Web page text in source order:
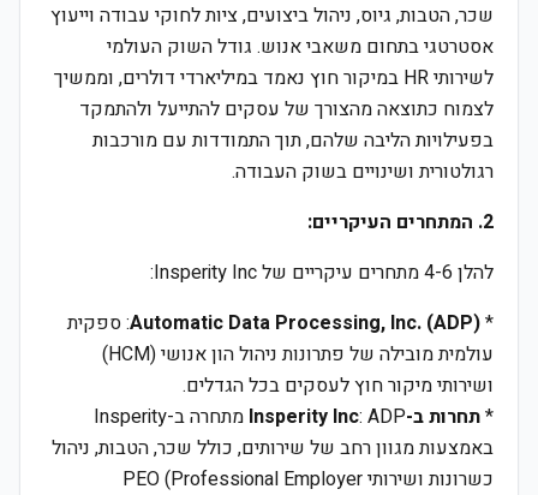
שכר, הטבות, גיוס, ניהול ביצועים, ציות לחוקי עבודה וייעוץ
אסטרטגי בתחום משאבי אנוש. גודל השוק העולמי
לשירותי HR במיקור חוץ נאמד במיליארדי דולרים, וממשיך
לצמוח כתוצאה מהצורך של עסקים להתייעל ולהתמקד
בפעילויות הליבה שלהם, תוך התמודדות עם מורכבות
רגולטורית ושינויים בשוק העבודה.
2. המתחרים העיקריים:
להלן 4-6 מתחרים עיקריים של Insperity Inc:
*
Automatic Data Processing, Inc. (ADP): ספקית
עולמית מובילה של פתרונות ניהול הון אנושי (HCM)
ושירותי מיקור חוץ לעסקים בכל הגדלים.
*תחרות ב-Insperity Inc
: ADP מתחרה ב-Insperity
באמצעות מגוון רחב של שירותים, כולל שכר, הטבות, ניהול
כשרונות ושירותי PEO (Professional Employer